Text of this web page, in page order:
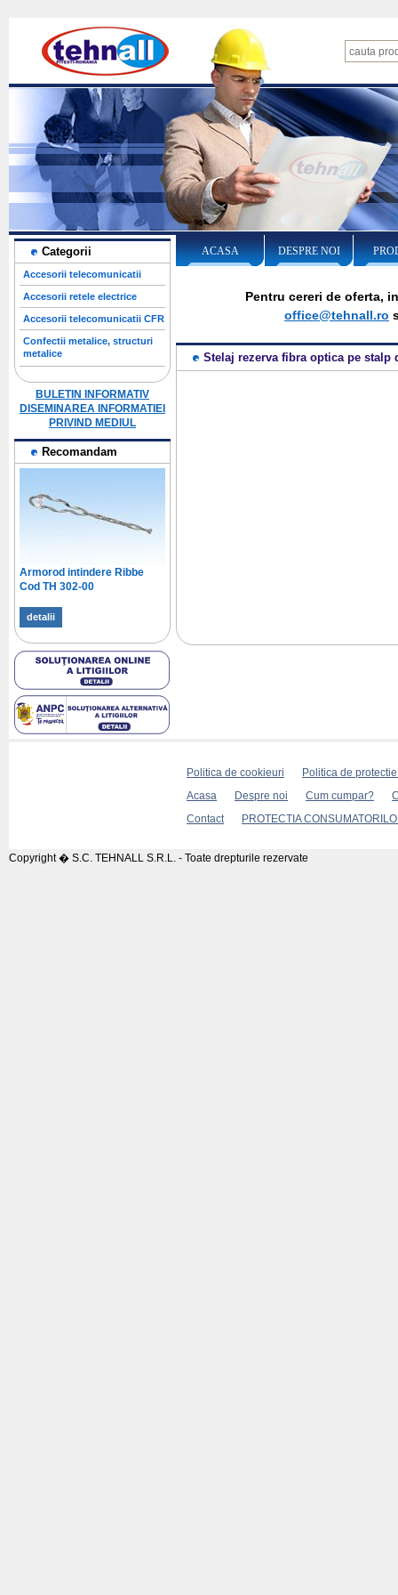
ACASA DESPRE NOI
Categorii
Accesorii telecomunicatii
Accesorii retele electrice
Accesorii telecomunicatii CFR
Confectii metalice, structuri
metalice
BULETIN INFORMATIV
DISEMINAREA INFORMATIEI
PRIVIND MEDIUL
Recomandam
Armorod intindere Ribbe
Cod TH 302-00
detalii
Pentru cereri de oferta,
office@tehnall.ro
Stelaj rezerva fibra optica pe stalp
Politica de cookieuri
Politica de
Acasa
Despre noi Cum cumpar?
Contact
PROTECTIA
Copyright � S.C. TEHNALL S.R.L. - Toate drepturile rezervate